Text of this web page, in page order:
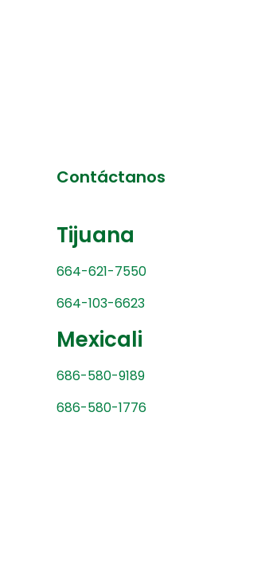
Contáctanos
Tijuana
664-621-7550
664-103-6623
Mexicali
686-580-9189
686-580-1776